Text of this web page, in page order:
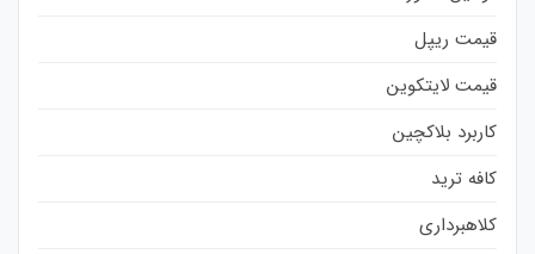
قیمت ریپل
قیمت لایتکوین
کاربرد بلاکچین
کافه ترید
کلاهبرداری